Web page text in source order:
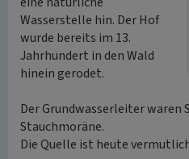
Wasserstelle hin. Der Hof
wurde bereits im 13.
Jahrhundert in den Wald
hinein gerodet.
Der Grundwasserleiter waren
Stauchmoräne.
Die Quelle ist heute